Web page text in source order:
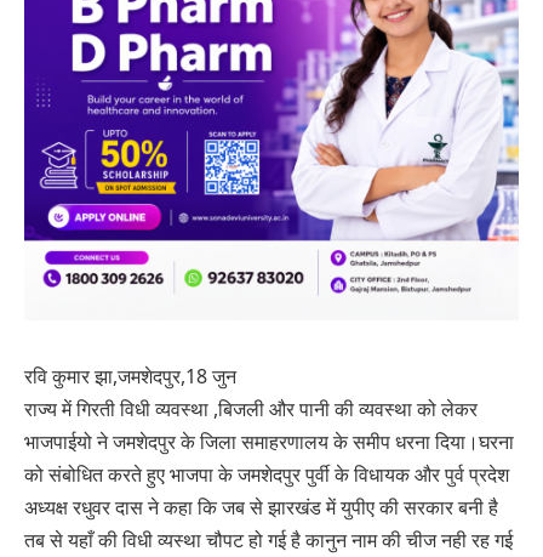
रवि कुमार झा,जमशेदपुर,18 जुन
राज्य में गिरती विधी व्यवस्था ,बिजली और पानी की व्यवस्था को लेकर
भाजपाईयो ने जमशेदपुर के जिला समाहरणालय के समीप धरना दिया।घरना
को संबोधित करते हुए भाजपा के जमशेदपुर पुर्वी के विधायक और पुर्व प्रदेश
अध्यक्ष रधुवर दास ने कहा कि जब से झारखंड में युपीए की सरकार बनी है
तब से यहाँ की विधी व्यस्था चौपट हो गई है कानुन नाम की चीज नही रह गई